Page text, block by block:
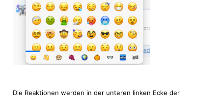
Die Reaktionen werden in der unteren linken Ecke der